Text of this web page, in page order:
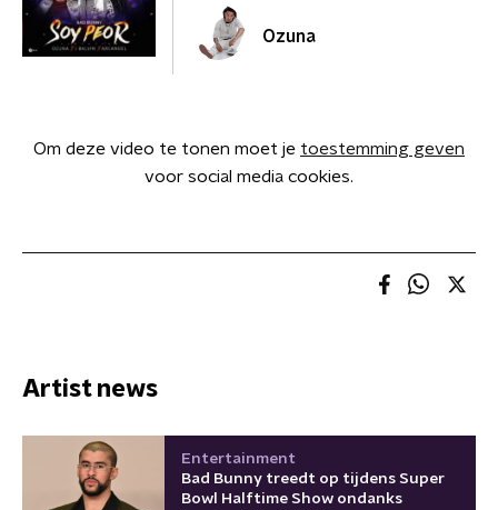
Ozuna
Om deze video te tonen moet je toestemming geven
voor social media cookies.
Artist news
Entertainment
Bad Bunny treedt op tijdens Super
Bowl Halftime Show ondanks